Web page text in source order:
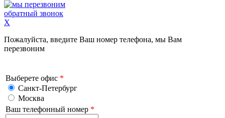
обратный звонок
X
Пожалуйста, введите Ваш номер телефона, мы Вам
перезвоним
Выберете офис *
Санкт-Петербург
Москва
Ваш телефонный номер *